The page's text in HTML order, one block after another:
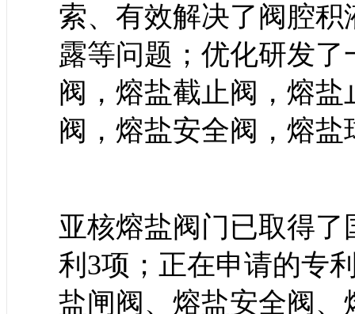
索、有效解决了阀腔
露等问题；优化研发
阀，熔盐截止阀，熔
阀，熔盐安全阀，熔
亚核熔盐阀门已取得
利3项；正在申请的专
盐闸阀、熔盐安全阀